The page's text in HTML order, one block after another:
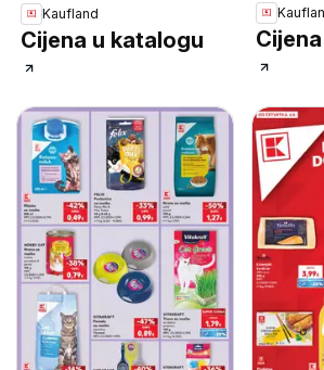
Kaufland
Cijena u katalogu